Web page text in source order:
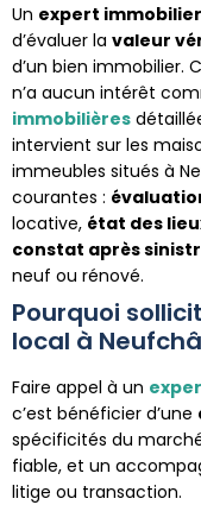
Un expert immobilier
d’évaluer la valeur
d’un bien immobilier.
n’a aucun intérêt
immobilières
intervient sur les
immeubles situés à
courantes :
locative, état des
constat après
neuf ou rénové.
Pourquoi
local à
Faire appel à un
c’est bénéficier d’une
spécificités du
fiable, et un
litige ou transaction.